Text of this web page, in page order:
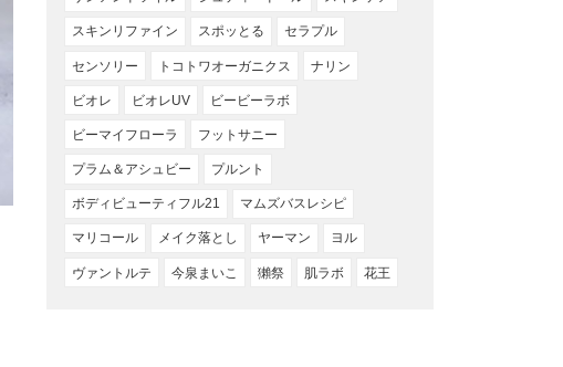
スキンリファイン スポッとる セラプル
センソリー トコトワオーガニクス ナリン
ビオレ ビオレUV ビービーラボ
ビーマイフローラ フットサニー
プラム＆アシュビー プルント
ボディビューティフル21 マムズバスレシピ
マリコール メイク落とし ヤーマン ヨル
ヴァントルテ 今泉まいこ 獺祭 肌ラボ 花王